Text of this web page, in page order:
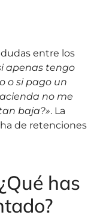
entre los
apenas tengo
o si pago un
no me
baja?». La
de retenciones
has